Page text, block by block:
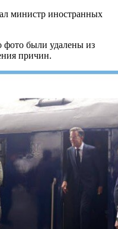
министр иностранных
были удалены из
причин.